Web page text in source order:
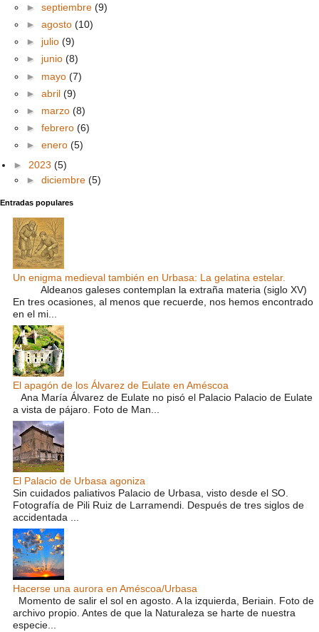
► septiembre (9)
► agosto (10)
► julio (9)
► junio (8)
► mayo (7)
► abril (9)
► marzo (8)
► febrero (6)
► enero (5)
► 2023 (5)
► diciembre (5)
Entradas populares
Un enigma medieval también en Urbasa: La gelatina estelar.
Aldeanos galeses contemplan la extraña materia (siglo XV)
En tres ocasiones, al menos que recuerde, nos hemos encontrado
en el mi...
El apagón de los Álvarez de Eulate en Améscoa
Ana María Álvarez de Eulate no pisó el Palacio Palacio de Eulate
a vista de pájaro. Foto de Man...
El Palacio de Urbasa agoniza
Sin cuidados paliativos Palacio de Urbasa, visto desde el SO.
Fotografía de Pili Ruiz de Larramendi. Después de tres siglos de
accidentada ...
Hacerse una aurora en Améscoa/Urbasa
Momento de salir el sol en agosto. A la izquierda, Beriain. Foto de
archivo propio. Antes de que la Naturaleza se harte de nuestra
especie...